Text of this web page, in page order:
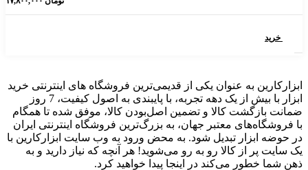
به عنوان یکی از قدیمی‌ترین فروشگاه های اینترنتی خرید
ابزار با بیش از یک دهه تجربه، با پایبندی به اصول کیفیت، 7 روز
کالا و تضمین اصل‌بودن کالا، موفق شده تا همگام
معتبر جهان، به بزرگ‌ترین فروشگاه اینترنتی ایران
تبدیل شود. به محض ورود به وب سایت ابزارکارین با
از کالا رو به رو می‌شوید! هر آنچه که نیاز دارید و به
می‌کند در اینجا پیدا خواهید کرد.